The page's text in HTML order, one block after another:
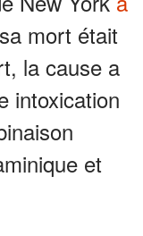
mort était
la cause a
intoxication
et